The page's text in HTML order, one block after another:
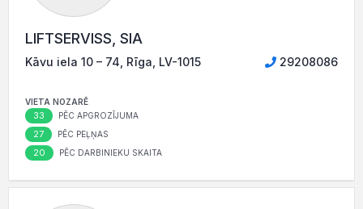
LIFTSERVISS, SIA
Kāvu iela 10 – 74, Rīga, LV-1015 29208086
VIETA NOZARĒ
33 PĒC APGROZĪJUMA
27 PĒC PEĻŅAS
20 PĒC DARBINIEKU SKAITA